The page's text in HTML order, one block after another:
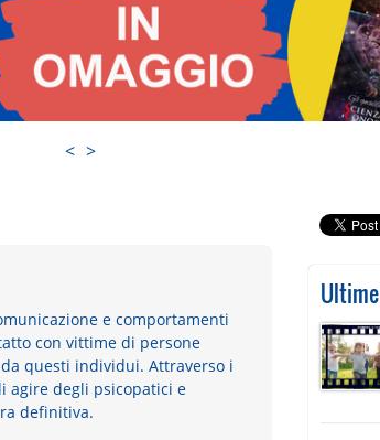
< >
e comportamenti
con vittime di persone
questi individui. Attraverso i
agire degli psicopatici e
definitiva.